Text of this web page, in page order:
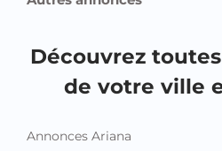
Découvrez
de votre ville
Annonces Ariana